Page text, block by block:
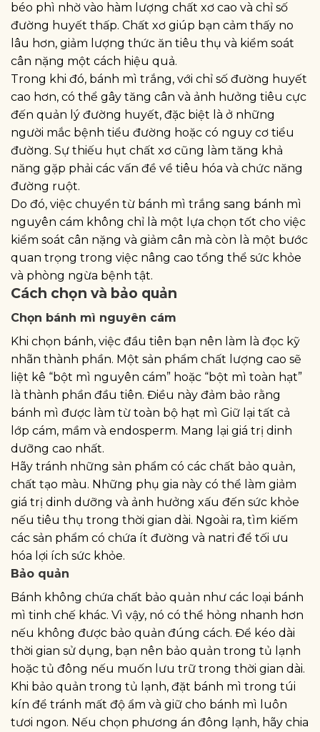
béo phì nhờ vào hàm lượng chất xơ cao và chỉ số
đường huyết thấp. Chất xơ giúp bạn cảm thấy no
lâu hơn, giảm lượng thức ăn tiêu thụ và kiểm soát
cân nặng một cách hiệu quả.
Trong khi đó, bánh mì trắng, với chỉ số đường huyết
cao hơn, có thể gây tăng cân và ảnh hưởng tiêu cực
đến quản lý đường huyết, đặc biệt là ở những
người mắc bệnh tiểu đường hoặc có nguy cơ tiểu
đường. Sự thiếu hụt chất xơ cũng làm tăng khả
năng gặp phải các vấn đề về tiêu hóa và chức năng
đường ruột.
Do đó, việc chuyển từ bánh mì trắng sang bánh mì
nguyên cám không chỉ là một lựa chọn tốt cho việc
kiểm soát cân nặng và giảm cân mà còn là một bước
quan trọng trong việc nâng cao tổng thể sức khỏe
và phòng ngừa bệnh tật.
Cách chọn và bảo quản
Chọn bánh mì nguyên cám
Khi chọn bánh, việc đầu tiên bạn nên làm là đọc kỹ
nhãn thành phần. Một sản phẩm chất lượng cao sẽ
liệt kê “bột mì nguyên cám” hoặc “bột mì toàn hạt”
là thành phần đầu tiên. Điều này đảm bảo rằng
bánh mì được làm từ toàn bộ hạt mì Giữ lại tất cả
lớp cám, mầm và endosperm. Mang lại giá trị dinh
dưỡng cao nhất.
Hãy tránh những sản phẩm có các chất bảo quản,
chất tạo màu. Những phụ gia này có thể làm giảm
giá trị dinh dưỡng và ảnh hưởng xấu đến sức khỏe
nếu tiêu thụ trong thời gian dài. Ngoài ra, tìm kiếm
các sản phẩm có chứa ít đường và natri để tối ưu
hóa lợi ích sức khỏe.
Bảo quản
Bánh không chứa chất bảo quản như các loại bánh
mì tinh chế khác. Vì vậy, nó có thể hỏng nhanh hơn
nếu không được bảo quản đúng cách. Để kéo dài
thời gian sử dụng, bạn nên bảo quản trong tủ lạnh
hoặc tủ đông nếu muốn lưu trữ trong thời gian dài.
Khi bảo quản trong tủ lạnh, đặt bánh mì trong túi
kín để tránh mất độ ẩm và giữ cho bánh mì luôn
tươi ngon. Nếu chọn phương án đông lạnh, hãy chia